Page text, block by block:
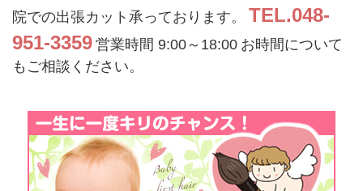
院での出張カット承っております。
TEL.048-
951-3359 営業時間 9:00～18:00 お時間について
もご相談ください。